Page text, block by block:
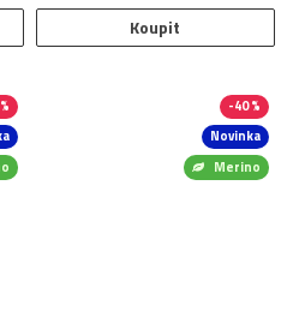
Koupit
Novinka
Merino
-40 %